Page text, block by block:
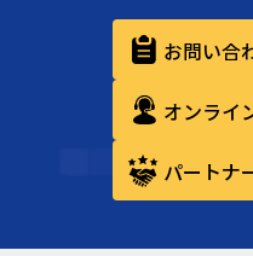
お問い合
オンライ
パートナ